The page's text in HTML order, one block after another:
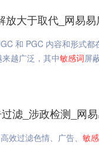
放大于取代_网易易
和 PGC 内容和形式
越广泛，其中敏感词屏
滤_涉政检测_网
效过滤色情、广告、 敏感